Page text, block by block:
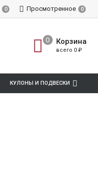
0 Просмотренное 0
Корзина
всего 0 ₽
КУЛОНЫ И ПОДВЕСКИ